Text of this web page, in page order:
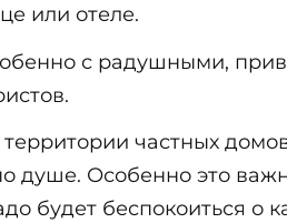
или отеле.
с радушными,
частных
душе. Особенно это
будет беспокоиться о